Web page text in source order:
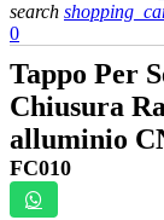
search
0
Tappo Per
Chiusura
alluminio
FC010